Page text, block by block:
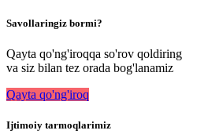
Savollaringiz bormi?
Qayta qo'ng'iroqqa so'rov qoldiring
va siz bilan tez orada bog'lanamiz
Qayta qo'ng'iroq
Ijtimoiy tarmoqlarimiz